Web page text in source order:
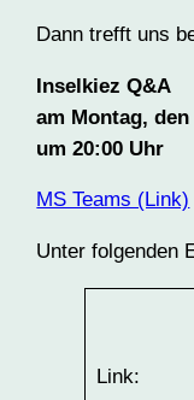
Dann trefft uns
Inselkiez Q&A
am Montag,
um 20:00 Uhr
MS Teams (Link)
Unter folgenden
Link: